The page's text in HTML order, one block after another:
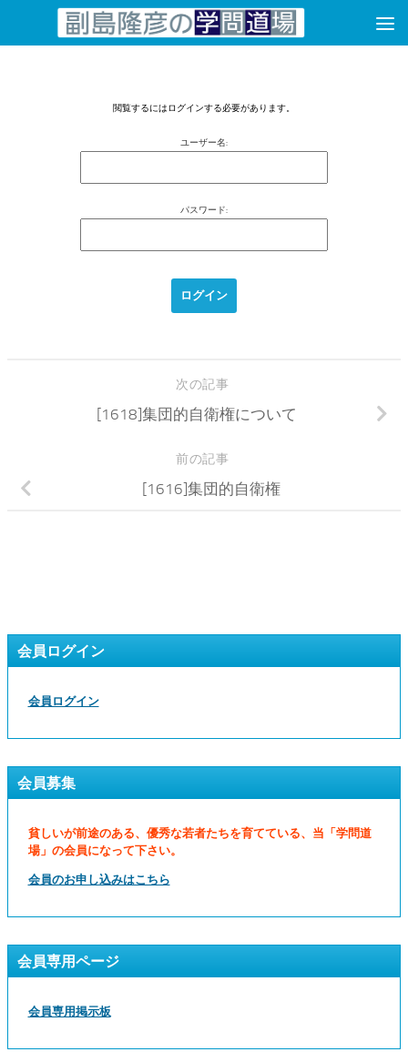
コンテンツへスキップ
閲覧するにはログインする必要があります。
ユーザー名:
パスワード:
次の記事
[1618]集団的自衛権について
前の記事
[1616]集団的自衛権
会員ログイン
会員ログイン
会員募集
貧しいが前途のある、優秀な若者たちを育てている、当「学問道
場」の会員になって下さい。
会員のお申し込みはこちら
会員専用ページ
会員専用掲示板